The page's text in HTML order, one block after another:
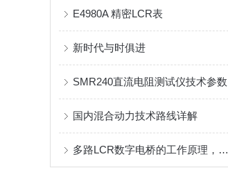
E4980A 精密LCR表
新时代与时俱进
SMR240直流电阻测试仪技术参数
国内混合动力技术路线详解
多路LCR数字电桥的工作原理，快来看下吧